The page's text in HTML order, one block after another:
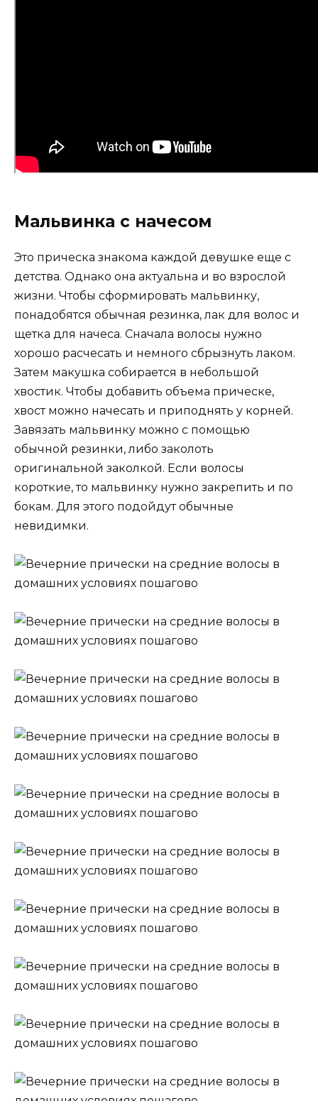
Мальвинка с начесом
Это прическа знакома каждой девушке еще с
детства. Однако она актуальна и во взрослой
жизни. Чтобы сформировать мальвинку,
понадобятся обычная резинка, лак для волос и
щетка для начеса. Сначала волосы нужно
хорошо расчесать и немного сбрызнуть лаком.
Затем макушка собирается в небольшой
хвостик. Чтобы добавить объема прическе,
хвост можно начесать и приподнять у корней.
Завязать мальвинку можно с помощью
обычной резинки, либо заколоть
оригинальной заколкой. Если волосы
короткие, то мальвинку нужно закрепить и по
бокам. Для этого подойдут обычные
невидимки.